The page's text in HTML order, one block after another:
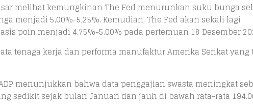
melihat kemungkinan The Fed menurunkan suku bunga
menjadi 5,00%-5,25%. Kemudian, The Fed akan sekali lagi
poin menjadi 4,75%-5,00% pada pertemuan 18 Desember
tenaga kerja dan performa manufaktur Amerika Serikat
menunjukkan bahwa data penggajian swasta meningkat
sedikit sejak bulan Januari dan jauh di bawah rata-rata